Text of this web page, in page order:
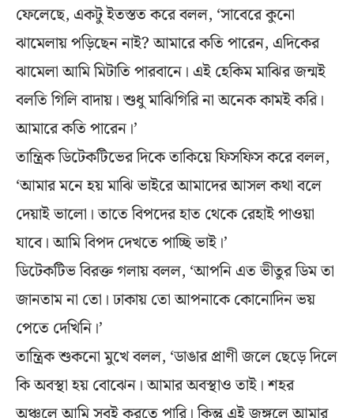
ফেলেছে, একটু ইতস্তত করে বলল, ‘সাবেরে কুনো
ঝামেলায় পড়িছেন নাই? আমারে কতি পারেন, এদিকের
ঝামেলা আমি মিটাতি পারবানে। এই হেকিম মাঝির জন্মই
বলতি গিলি বাদায়। শুধু মাঝিগিরি না অনেক কামই করি।
আমারে কতি পারেন।’
তান্ত্রিক ডিটেকটিভের দিকে তাকিয়ে ফিসফিস করে বলল,
‘আমার মনে হয় মাঝি ভাইরে আমাদের আসল কথা বলে
দেয়াই ভালো। তাতে বিপদের হাত থেকে রেহাই পাওয়া
যাবে। আমি বিপদ দেখতে পাচ্ছি ভাই।’
ডিটেকটিভ বিরক্ত গলায় বলল, ‘আপনি এত ভীতুর ডিম তা
জানতাম না তো। ঢাকায় তো আপনাকে কোনোদিন ভয়
পেতে দেখিনি।’
তান্ত্রিক শুকনো মুখে বলল, ‘ডাঙার প্রাণী জলে ছেড়ে দিলে
কি অবস্থা হয় বোঝেন। আমার অবস্থাও তাই। শহর